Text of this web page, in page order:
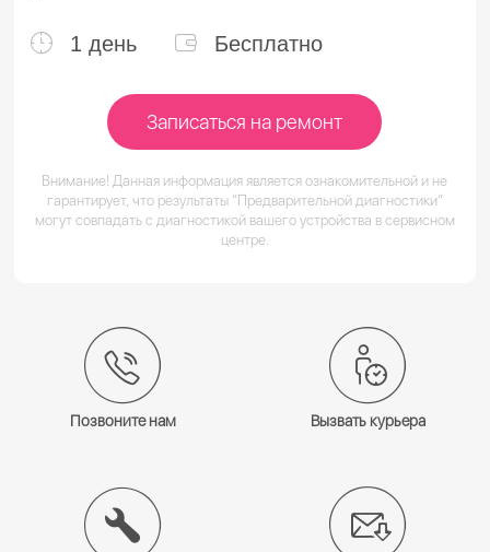
1 день Бесплатно
Записаться на ремонт
Внимание! Данная информация является ознакомительной и не
гарантирует, что результаты “Предварительной диагностики”
могут совпадать с диагностикой вашего устройства в сервисном
центре.
Позвоните нам Вызвать курьера